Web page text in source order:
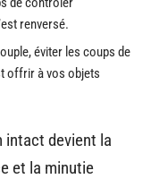
renversé.
éviter les coups de
offrir à vos objets
intact devient la
et la minutie